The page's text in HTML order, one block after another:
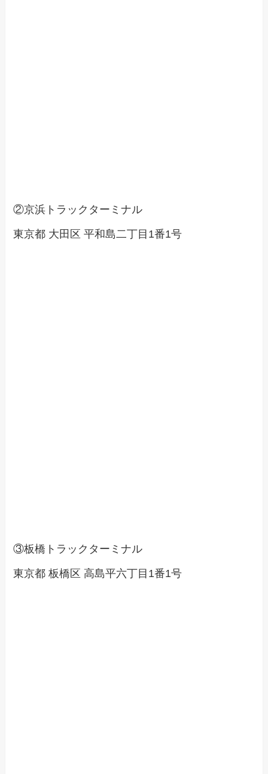
②京浜トラックターミナル
東京都 大田区 平和島二丁目1番1号
③板橋トラックターミナル
東京都 板橋区 高島平六丁目1番1号